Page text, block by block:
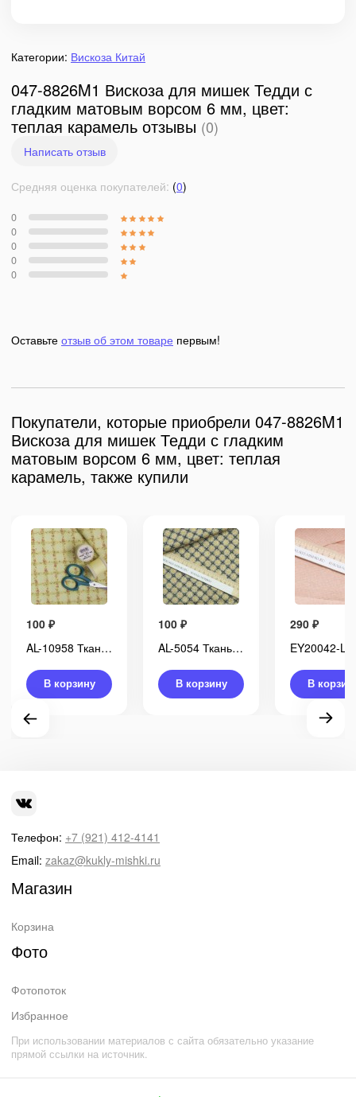
Категории: Вискоза Китай
047-8826M1 Вискоза для мишек Тедди с
гладким матовым ворсом 6 мм, цвет:
теплая карамель отзывы (0)
Написать отзыв
Средняя оценка покупателей: (0)
0
0
0
0
0
Оставьте отзыв об этом товаре первым!
Покупатели, которые приобрели 047-8826M1
Вискоза для мишек Тедди с гладким
матовым ворсом 6 мм, цвет: теплая
карамель, также купили
100 ₽
AL-10958 Ткань для пэчворка с принтом Цветочки
В корзину
100 ₽
AL-5054 Ткань для пэчворка с принтом Ромбики
В корзину
290 ₽
В
Телефон: +7 (921) 412-4141
Email: zakaz@kukly-mishki.ru
Магазин
Корзина
Фото
Фотопоток
Избранное
При использовании материалов с сайта обязательно указание
прямой ссылки на источник.